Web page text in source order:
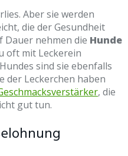
Aber sie werden
die der Gesundheit
Dauer nehmen die Hunde
oft mit Leckerein
sind sie ebenfalls
der Leckerchen haben
, die
gut tun.